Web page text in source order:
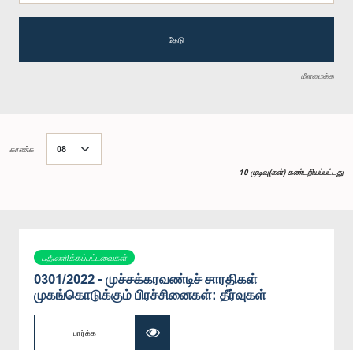
தேடு
மீளமைக்க
காண்க
10 முடிவு(கள்) கண்டறியப்பட்டது
பதிலளிக்கப்பட்டவைகள்
0301/2022 - முச்சக்கரவண்டிச் சாரதிகள்
முகங்கொடுக்கும் பிரச்சினைகள்: தீர்வுகள்
பார்க்க